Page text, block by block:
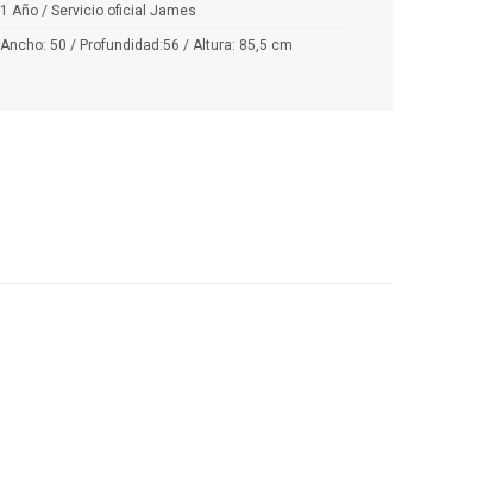
1 Año / Servicio oficial James
Ancho: 50 / Profundidad:56 / Altura: 85,5 cm